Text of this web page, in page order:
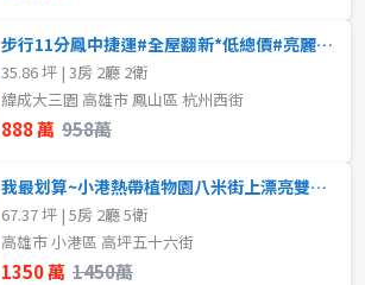
步行11分鳳中捷運#全屋翻新*低總價#亮麗3房車
35.86 坪 | 3房 2廳 2衛
緯成大三園 高雄市 鳳山區 杭州西街
888 萬 958萬
我最划算~小港熱帶植物園八米街上漂亮雙車墅
67.37 坪 | 5房 2廳 5衛
高雄市 小港區 高坪五十六街
1350 萬 1450萬